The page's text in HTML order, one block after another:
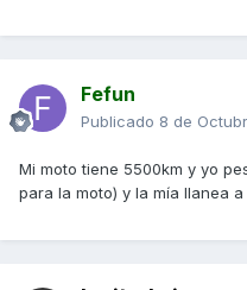
Fefun
Publicado 8 de
Mi moto tiene 5500km y yo
para la moto) y la mía llanea a